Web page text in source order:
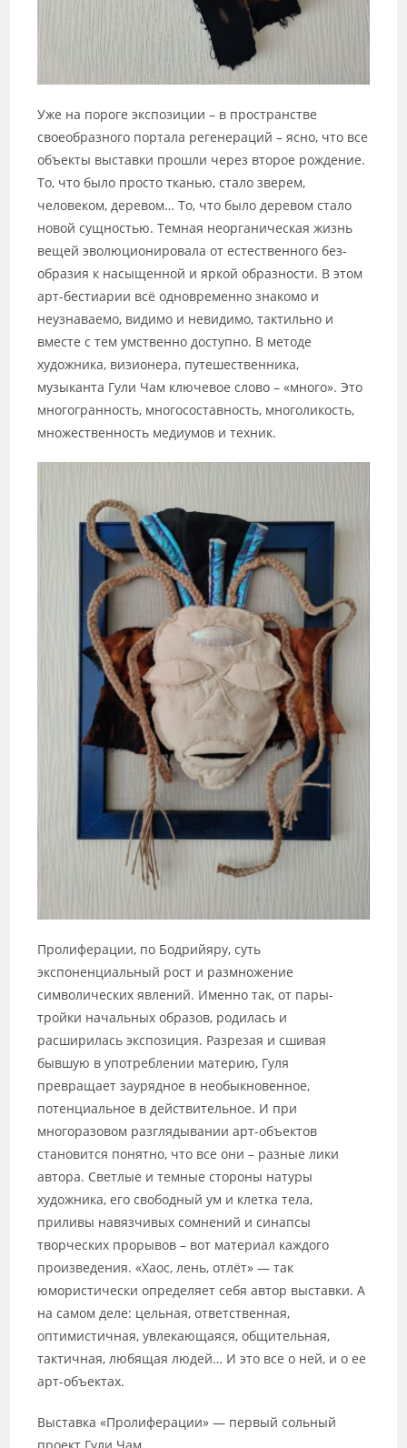
Уже на пороге экспозиции – в пространстве
своеобразного портала регенераций – ясно, что все
объекты выставки прошли через второе рождение.
То, что было просто тканью, стало зверем,
человеком, деревом… То, что было деревом стало
новой сущностью. Темная неорганическая жизнь
вещей эволюционировала от естественного без-
образия к насыщенной и яркой образности. В этом
арт-бестиарии всё одновременно знакомо и
неузнаваемо, видимо и невидимо, тактильно и
вместе с тем умственно доступно. В методе
художника, визионера, путешественника,
музыканта Гули Чам ключевое слово – «много». Это
многогранность, многосоставность, многоликость,
множественность медиумов и техник.
Пролиферации, по Бодрийяру, суть
экспоненциальный рост и размножение
символических явлений. Именно так, от пары-
тройки начальных образов, родилась и
расширилась экспозиция. Разрезая и сшивая
бывшую в употреблении материю, Гуля
превращает заурядное в необыкновенное,
потенциальное в действительное. И при
многоразовом разглядывании арт-объектов
становится понятно, что все они – разные лики
автора. Светлые и темные стороны натуры
художника, его свободный ум и клетка тела,
приливы навязчивых сомнений и синапсы
творческих прорывов – вот материал каждого
произведения. «Хаос, лень, отлёт» — так
юмористически определяет себя автор выставки. А
на самом деле: цельная, ответственная,
оптимистичная, увлекающаяся, общительная,
тактичная, любящая людей… И это все о ней, и о ее
арт-объектах.
Выставка «Пролиферации» — первый сольный